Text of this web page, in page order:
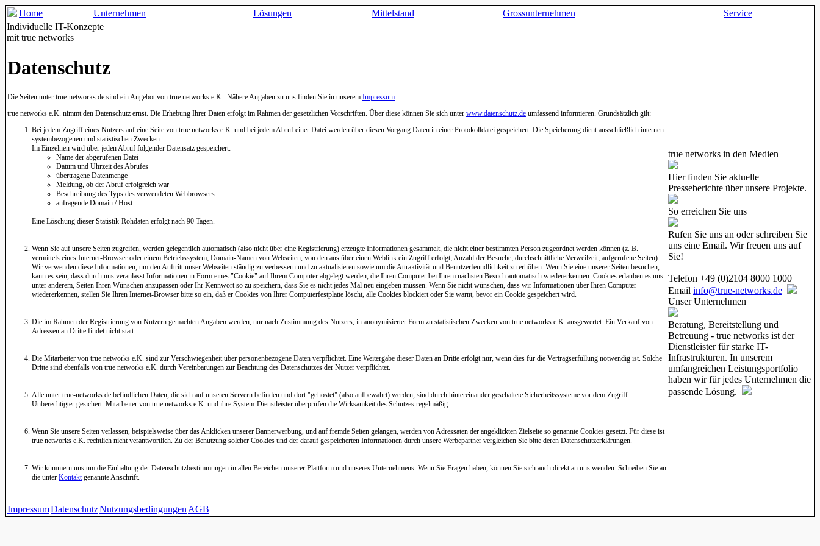
Home Unternehmen Lösungen Mittelstand Grossunternehmen
Service
Individuelle IT-Konzepte
mit true networks
Datenschutz
Die Seiten unter true-networks.de sind ein Angebot von true networks e.K.. Nähere Angaben zu uns finden Sie in unserem Impressum.
true networks e.K. nimmt den Datenschutz ernst. Die Erhebung Ihrer Daten erfolgt im Rahmen der gesetzlichen Vorschriften. Über diese können Sie sich unter www.datenschutz.de umfassend informieren. Grundsätzlich gilt:
Bei jedem Zugriff eines Nutzers auf eine Seite von true networks e.K. und bei jedem Abruf einer Datei werden über diesen Vorgang Daten in einer Protokolldatei gespeichert. Die Speicherung dient ausschließlich internen
systembezogenen und statistischen Zwecken.
Im Einzelnen wird über jeden Abruf folgender Datensatz gespeichert:
Name der abgerufenen Datei
Datum und Uhrzeit des Abrufes
übertragene Datenmenge
Meldung, ob der Abruf erfolgreich war
Beschreibung des Typs des verwendeten Webbrowsers
anfragende Domain / Host
Eine Löschung dieser Statistik-Rohdaten erfolgt nach 90 Tagen.
Wenn Sie auf unsere Seiten zugreifen, werden gelegentlich automatisch (also nicht über eine Registrierung) erzeugte Informationen gesammelt, die nicht einer bestimmten Person zugeordnet werden können (z. B.
vermittels eines Internet-Browser oder einem Betriebssystem; Domain-Namen von Webseiten, von den aus über einen Weblink ein Zugriff erfolgt; Anzahl der Besuche; durchschnittliche Verweilzeit; aufgerufene Seiten).
Wir verwenden diese Informationen, um den Auftritt unser Webseiten ständig zu verbessern und zu aktualisieren sowie um die Attraktivität und Benutzerfeundlichkeit zu erhöhen. Wenn Sie eine unserer Seiten besuchen,
kann es sein, dass durch uns veranlasst Informationen in Form eines "Cookie" auf Ihrem Computer abgelegt werden, die Ihren Computer bei Ihrem nächsten Besuch automatisch wiedererkennen. Cookies erlauben es uns
unter anderem, Seiten Ihren Wünschen anzupassen oder Ihr Kennwort so zu speichern, dass Sie es nicht jedes Mal neu eingeben müssen. Wenn Sie nicht wünschen, dass wir Informationen über Ihren Computer
wiedererkennen, stellen Sie Ihren Internet-Browser bitte so ein, daß er Cookies von Ihrer Computerfestplatte löscht, alle Cookies blockiert oder Sie warnt, bevor ein Cookie gespeichert wird.
Die im Rahmen der Registrierung von Nutzern gemachten Angaben werden, nur nach Zustimmung des Nutzers, in anonymisierter Form zu statistischen Zwecken von true networks e.K. ausgewertet. Ein Verkauf von
Adressen an Dritte findet nicht statt.
Die Mitarbeiter von true networks e.K. sind zur Verschwiegenheit über personenbezogene Daten verpflichtet. Eine Weitergabe dieser Daten an Dritte erfolgt nur, wenn dies für die Vertragserfüllung notwendig ist. Solche
Dritte sind ebenfalls von true networks e.K. durch Vereinbarungen zur Beachtung des Datenschutzes der Nutzer verpflichtet.
Alle unter true-networks.de befindlichen Daten, die sich auf unseren Servern befinden und dort "gehostet" (also aufbewahrt) werden, sind durch hintereinander geschaltete Sicherheitssysteme vor dem Zugriff
Unberechtigter gesichert. Mitarbeiter von true networks e.K. und ihre System-Dienstleister überprüfen die Wirksamkeit des Schutzes regelmäßig.
Wenn Sie unsere Seiten verlassen, beispielsweise über das Anklicken unserer Bannerwerbung, und auf fremde Seiten gelangen, werden von Adressaten der angeklickten Zielseite so genannte Cookies gesetzt. Für diese ist
true networks e.K. rechtlich nicht verantwortlich. Zu der Benutzung solcher Cookies und der darauf gespeicherten Informationen durch unsere Werbepartner vergleichen Sie bitte deren Datenschutzerklärungen.
Wir kümmern uns um die Einhaltung der Datenschutzbestimmungen in allen Bereichen unserer Plattform und unseres Unternehmens. Wenn Sie Fragen haben, können Sie sich auch direkt an uns wenden. Schreiben Sie an
die unter Kontaktgenannte Anschrift.
true networks in den Medien
Hier finden Sie aktuelle
Presseberichte über unsere Projekte.
So erreichen Sie uns
Rufen Sie uns an oder schreiben Sie
uns eine Email. Wir freuen uns auf
Sie!
Telefon +49 (0)2104 8000 1000
Email info@true-networks.de
Unser Unternehmen
Beratung, Bereitstellung und
Betreuung - true networks ist der
Dienstleister für starke IT-
Infrastrukturen. In unserem
umfangreichen Leistungsportfolio
haben wir für jedes Unternehmen die
passende Lösung.
ImpressumDatenschutzNutzungsbedingungen AGB